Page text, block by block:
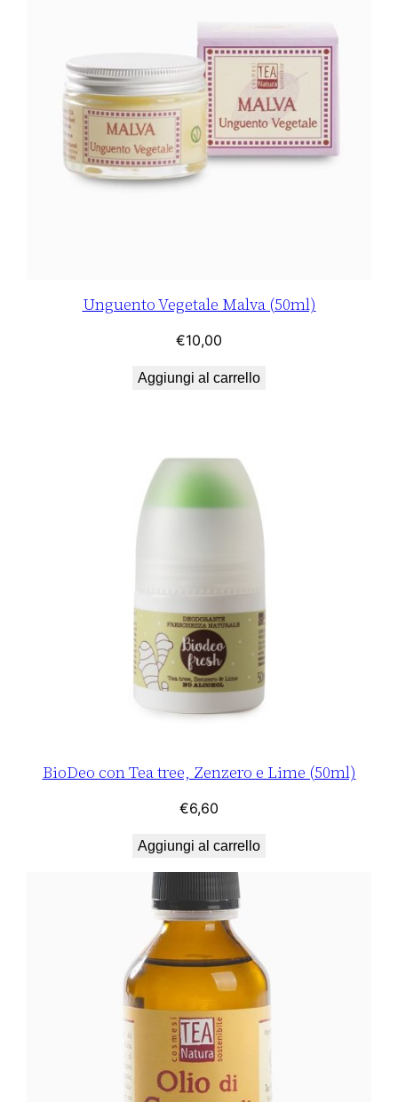
Unguento Vegetale Malva (50ml)
€10,00
Aggiungi al carrello
BioDeo con Tea tree, Zenzero e Lime (50ml)
€6,60
Aggiungi al carrello